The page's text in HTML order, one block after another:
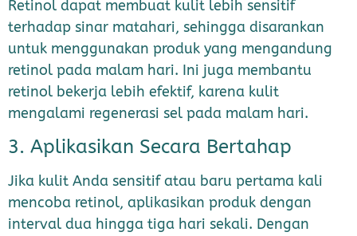
Retinol dapat membuat kulit lebih sensitif
terhadap sinar matahari, sehingga disarankan
untuk menggunakan produk yang mengandung
retinol pada malam hari. Ini juga membantu
retinol bekerja lebih efektif, karena kulit
mengalami regenerasi sel pada malam hari.
3. Aplikasikan Secara Bertahap
Jika kulit Anda sensitif atau baru pertama kali
mencoba retinol, aplikasikan produk dengan
interval dua hingga tiga hari sekali. Dengan